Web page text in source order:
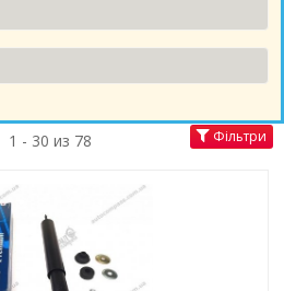
1 - 30 из 78 Фільтри